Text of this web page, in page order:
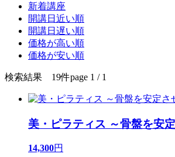
新着講座
開講日近い順
開講日遅い順
価格が高い順
価格が安い順
検索結果 19件page 1 / 1
美・ピラティス ～骨盤を安
14,300円